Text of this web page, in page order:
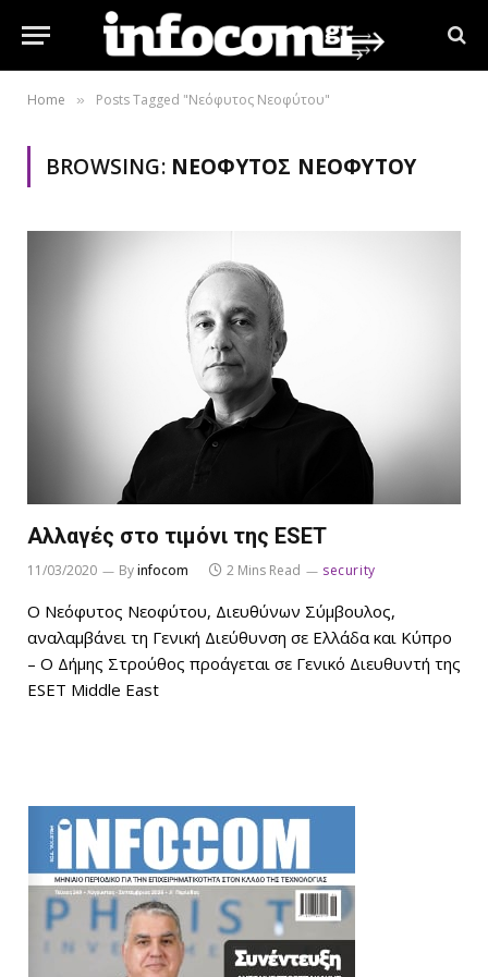
Home » Posts Tagged "Νεόφυτος Νεοφύτου"
BROWSING: ΝΕΌΦΥΤΟΣ ΝΕΟΦΎΤΟΥ
Αλλαγές στο τιμόνι της ESET
11/03/2020 Byinfocom 2 Mins Read security
Ο Νεόφυτος Νεοφύτου, Διευθύνων Σύμβουλος,
αναλαμβάνει τη Γενική Διεύθυνση σε Ελλάδα και Κύπρο
– Ο Δήμης Στρούθος προάγεται σε Γενικό Διευθυντή της
ESET Middle East